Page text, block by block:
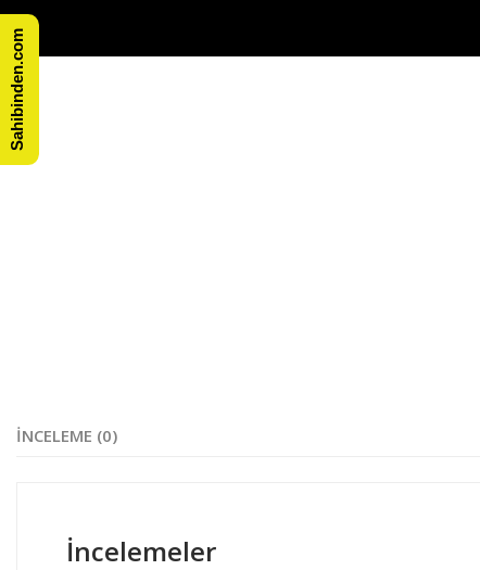
İNCELEME (0)
İncelemeler
Sahibinden.com